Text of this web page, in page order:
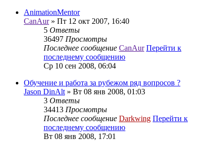
AnimationMentor
CanAur» Пт 12 окт 2007, 16:40
5 Ответы
36497 Просмотры
Последнее сообщение CanAur Перейти к
последнему сообщению
Ср 10 сен 2008, 06:04
Обучение и работа за рубежом ряд вопросов ?
Jason DinAlt » Вт 08 янв 2008, 01:03
3 Ответы
34413 Просмотры
Последнее сообщение Darkwing Перейти к
последнему сообщению
Вт 08 янв 2008, 17:01